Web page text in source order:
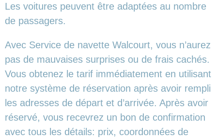
Les voitures peuvent être adaptées au nombre
de passagers.
Avec Service de navette Walcourt, vous n’aurez
pas de mauvaises surprises ou de frais cachés.
Vous obtenez le tarif immédiatement en utilisant
notre système de réservation après avoir rempli
les adresses de départ et d’arrivée. Après avoir
réservé, vous recevrez un bon de confirmation
avec tous les détails: prix, coordonnées de